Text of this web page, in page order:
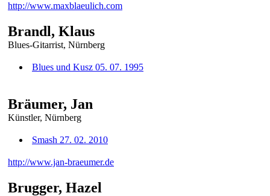
http://www.maxblaeulich.com
Brandl, Klaus
Blues-Gitarrist, Nürnberg
Blues und Kusz 05. 07. 1995
Bräumer, Jan
Künstler, Nürnberg
Smash 27. 02. 2010
http://www.jan-braeumer.de
Brugger, Hazel